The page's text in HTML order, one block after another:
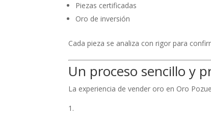
Piezas certificadas
Oro de inversión
Cada pieza se analiza con rigor para
Un proceso sencillo y
La experiencia de vender oro en Oro